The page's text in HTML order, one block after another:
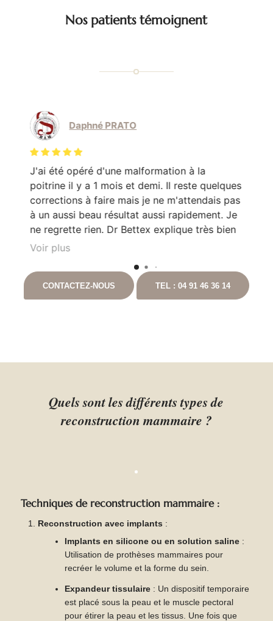
Nos patients témoignent
Daphné PRATO
J'ai été opéré d'une malformation à la
poitrine il y a 1 mois et demi. Il reste quelques
corrections à faire mais je ne m'attendais pas
à un aussi beau résultat aussi rapidement. Je
ne regrette rien. Dr Bettex explique très bien
son rôle dans. la. prise en soin et est très à
en cas que questionnement. Ayant pour
projet de continuer les chirurgies correctrices
avec lui suite à un gros amaigrissement, je ne
Voir plus
CONTACTEZ-NOUS TEL : 04 91 46 36 14
Quels sont les différents types de
reconstruction mammaire ?
Techniques de reconstruction mammaire :
Reconstruction avec implants :
Implants en silicone ou en solution saline :
Utilisation de prothèses mammaires pour
recréer le volume et la forme du sein.
Expandeur tissulaire : Un dispositif temporaire
est placé sous la peau et le muscle pectoral
pour étirer la peau et les tissus. Une fois que